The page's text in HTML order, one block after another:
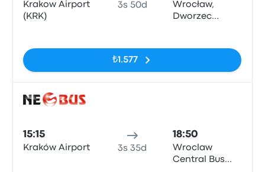
Krakow Airport
(KRK)
3s 50d
Wrocław,
Dworzec
₺1.577
15:15
Kraków Airport 3s 35d
18:50
Wroclaw
Central Bus